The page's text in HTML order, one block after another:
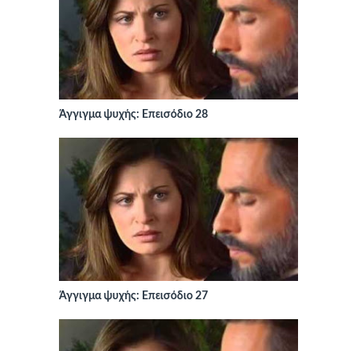
Άγγιγμα ψυχής: Επεισόδιο 28
Άγγιγμα ψυχής: Επεισόδιο 27